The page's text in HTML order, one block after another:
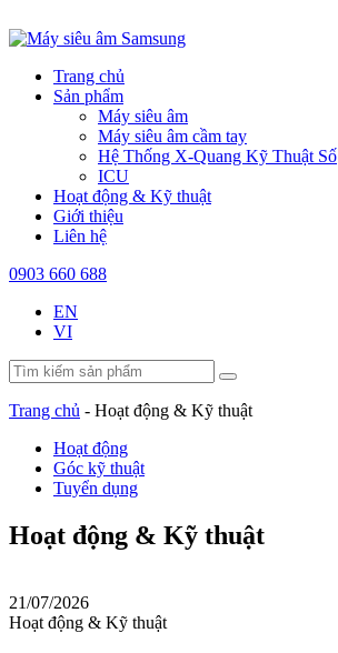
Trang chủ
Sản phẩm
Máy siêu âm
Máy siêu âm cầm tay
Hệ Thống X-Quang Kỹ Thuật Số
ICU
Hoạt động & Kỹ thuật
Giới thiệu
Liên hệ
0903 660 688
EN
VI
Trang chủ - Hoạt động & Kỹ thuật
Hoạt động
Góc kỹ thuật
Tuyển dụng
Hoạt động & Kỹ thuật
21/07/2026
Hoạt động & Kỹ thuật